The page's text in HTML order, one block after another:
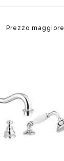
Prezzo maggiore